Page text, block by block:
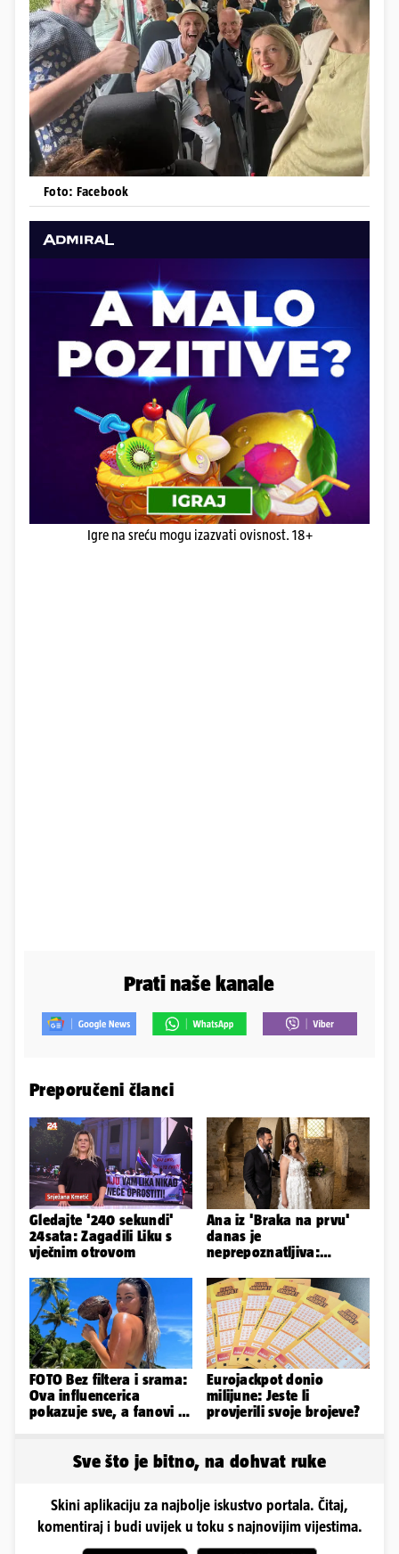
Foto: Facebook
Igre na sreću mogu izazvati ovisnost. 18+
Prati naše kanale
Preporučeni članci
Gledajte '240 sekundi'
24sata: Zagadili Liku s
vječnim otrovom
Ana iz 'Braka na prvu'
danas je
neprepoznatljiva:
ovako sad izgleda
FOTO Bez filtera i srama:
Ova influencerica
pokazuje sve, a fanovi je
Eurojackpot donio
milijune: Jeste li
provjerili svoje brojeve?
Sve što je bitno, na dohvat ruke
Skini aplikaciju za najbolje iskustvo portala. Čitaj,
komentiraj i budi uvijek u toku s najnovijim vijestima.